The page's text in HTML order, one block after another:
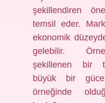
şekillendiren
temsil eder.
ekonomik
gelebilir.
şekillenen bir
büyük bir
örneğinde